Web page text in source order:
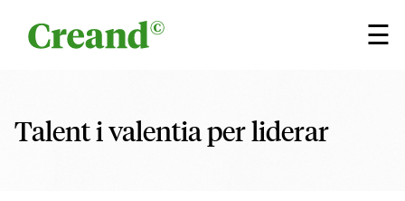
☰
×
Talent i valentia per liderar